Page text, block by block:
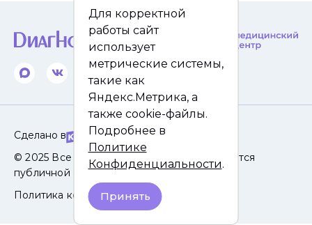
Сделано в
© 2025 Все права защищены. Сайт не является
публичной офертой.
Политика конфиденциальности
Для корректной
работы сайт
использует
метрические системы,
такие как
Яндекс.Метрика, а
также cookie-файлы.
Подробнее в
Политике
Конфиденциальности.
Принять